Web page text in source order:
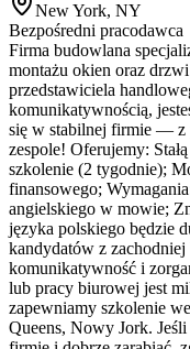
New York, NY
Bezpośredni pracodawca
Firma budowlana
montażu okien oraz drzwi
przedstawiciela
komunikatywnością,
się w stabilnej firmie — z
zespole! Oferujemy:
szkolenie (2 tygodnie);
finansowego;
angielskiego w mowie;
języka polskiego będzie
kandydatów z
komunikatywność i
lub pracy biurowej jest
zapewniamy szkolenie
Queens, Nowy Jork.